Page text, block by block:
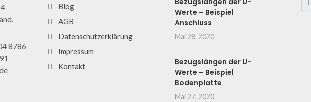
8786
Blog
AGB
Datenschutzerklärung
Impressum
Kontakt
Bezugslängen der U-
Werte – Beispiel
Anschluss
Mai 28, 2020
Bezugslängen der U-
Werte – Beispiel
Bodenplatte
Mai 27, 2020